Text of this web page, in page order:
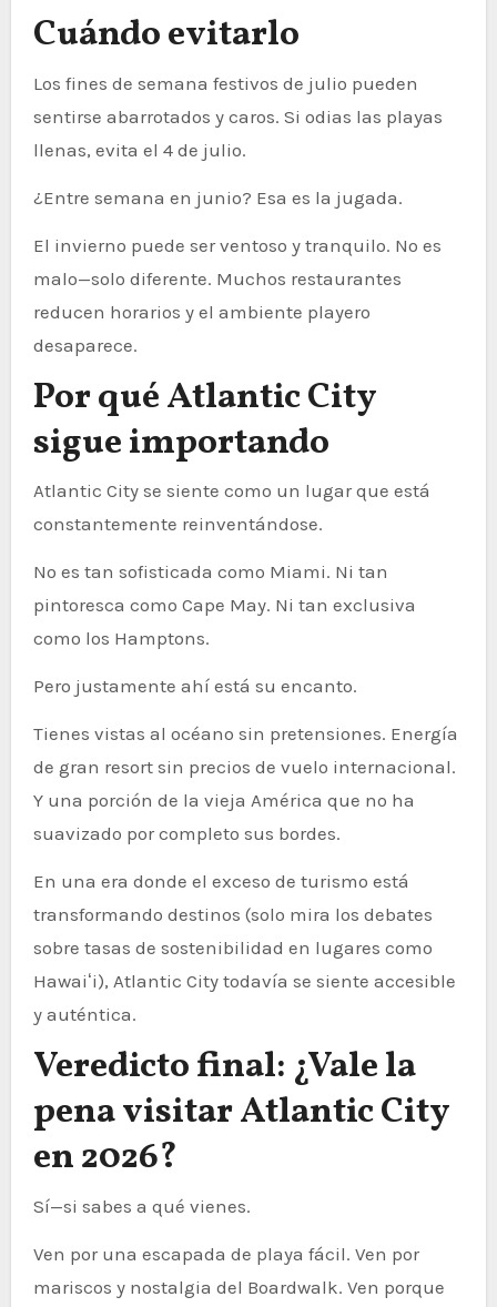
Cuándo evitarlo
Los fines de semana festivos de julio pueden
sentirse abarrotados y caros. Si odias las playas
llenas, evita el 4 de julio.
¿Entre semana en junio? Esa es la jugada.
El invierno puede ser ventoso y tranquilo. No es
malo—solo diferente. Muchos restaurantes
reducen horarios y el ambiente playero
desaparece.
Por qué Atlantic City
sigue importando
Atlantic City se siente como un lugar que está
constantemente reinventándose.
No es tan sofisticada como Miami. Ni tan
pintoresca como Cape May. Ni tan exclusiva
como los Hamptons.
Pero justamente ahí está su encanto.
Tienes vistas al océano sin pretensiones. Energía
de gran resort sin precios de vuelo internacional.
Y una porción de la vieja América que no ha
suavizado por completo sus bordes.
En una era donde el exceso de turismo está
transformando destinos (solo mira los debates
sobre tasas de sostenibilidad en lugares como
Hawaiʻi), Atlantic City todavía se siente accesible
y auténtica.
Veredicto final: ¿Vale la
pena visitar Atlantic City
en 2026?
Sí—si sabes a qué vienes.
Ven por una escapada de playa fácil. Ven por
mariscos y nostalgia del Boardwalk. Ven porque